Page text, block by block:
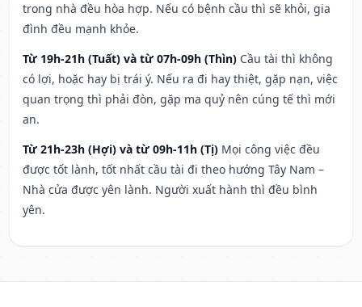
trong nhà đều hòa hợp. Nếu có bệnh cầu thì sẽ khỏi, gia
đình đều mạnh khỏe.
Từ 19h-21h (Tuất) và từ 07h-09h (Thìn) Cầu tài thì không
có lợi, hoặc hay bị trái ý. Nếu ra đi hay thiệt, gặp nạn, việc
quan trọng thì phải đòn, gặp ma quỷ nên cúng tế thì mới
an.
Từ 21h-23h (Hợi) và từ 09h-11h (Tị) Mọi công việc đều
được tốt lành, tốt nhất cầu tài đi theo hướng Tây Nam –
Nhà cửa được yên lành. Người xuất hành thì đều bình
yên.